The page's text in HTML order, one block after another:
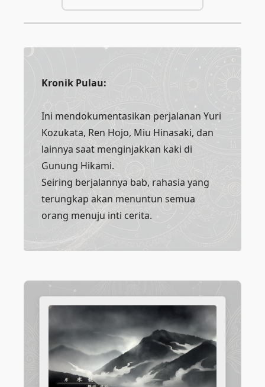
Kronik Pulau:
Ini mendokumentasikan perjalanan Yuri
Kozukata, Ren Hojo, Miu Hinasaki, dan
lainnya saat menginjakkan kaki di
Gunung Hikami.
Seiring berjalannya bab, rahasia yang
terungkap akan menuntun semua
orang menuju inti cerita.